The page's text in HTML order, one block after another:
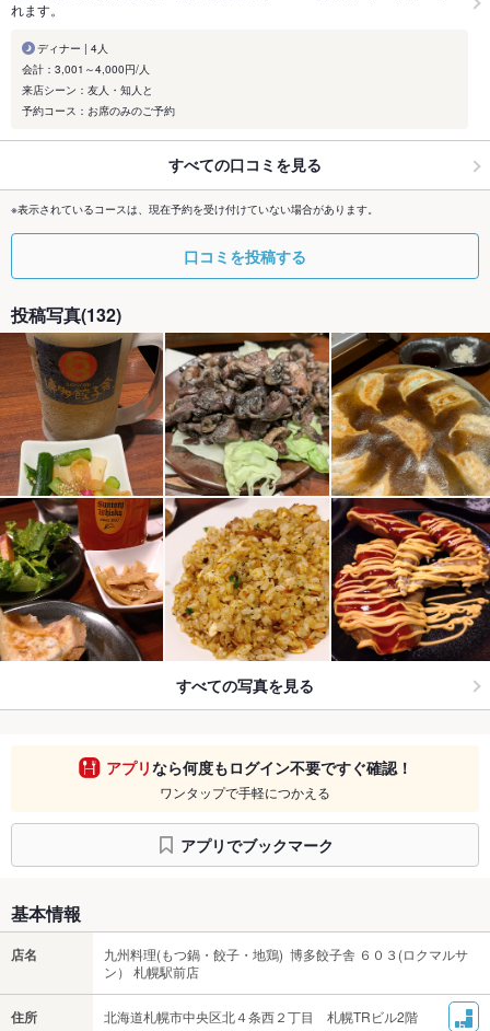
れます。
ディナー | 4人
会計：3,001～4,000円/人
来店シーン：友人・知人と
予約コース：お席のみのご予約
すべての口コミを見る
※表示されているコースは、現在予約を受け付けていない場合があります。
口コミを投稿する
投稿写真(132)
すべての写真を見る
アプリなら何度もログイン不要ですぐ確認！
ワンタップで手軽につかえる
アプリでブックマーク
基本情報
店名
九州料理(もつ鍋・餃子・地鶏) 博多餃子舎 ６０３(ロクマルサ
ン） 札幌駅前店
住所 北海道札幌市中央区北４条西２丁目 札幌TRビル2階